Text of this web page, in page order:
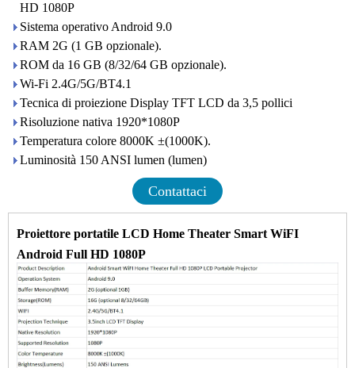
HD 1080P
Sistema operativo Android 9.0
RAM 2G (1 GB opzionale).
ROM da 16 GB (8/32/64 GB opzionale).
Wi-Fi 2.4G/5G/BT4.1
Tecnica di proiezione Display TFT LCD da 3,5 pollici
Risoluzione nativa 1920*1080P
Temperatura colore 8000K ±(1000K).
Luminosità 150 ANSI lumen (lumen)
Contattaci
Proiettore portatile LCD Home Theater Smart WiFI
Android Full HD 1080P